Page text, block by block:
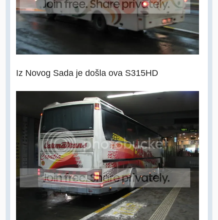
Iz Novog Sada je došla ova S315HD